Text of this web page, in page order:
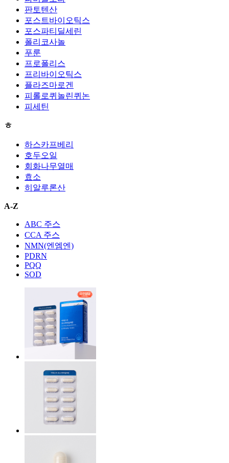
판토텐산
포스트바이오틱스
포스파티딜세린
폴리코사놀
푸룬
프로폴리스
프리바이오틱스
플라즈마로겐
피롤로퀴놀린퀴논
피세틴
ㅎ
하스카프베리
호두오일
회화나무열매
효소
히알루론산
A-Z
ABC 주스
CCA 주스
NMN(엔엠엔)
PDRN
PQQ
SOD